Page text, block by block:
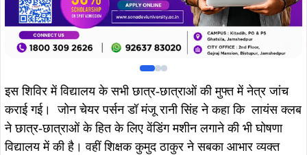
इस शिविर में विद्यालय के सभी छात्र-छात्राओं की मुफ्त में नेत्र जांच
कराई गई। जोन चेयर पर्सन डॉ मंजू रानी सिंह ने कहा कि लायंस क्लब
ने छात्र-छात्राओं के हित के लिए वेंडिंग मशीन लगाने की भी घोषणा
विद्यालय में की है। वहीं शिक्षक कुमुद ठाकुर ने सबका आभार व्यक्त